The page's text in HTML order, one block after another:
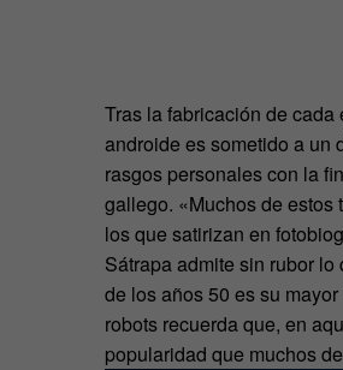
Tras la fabricación de
androide es sometido a un
rasgos personales con la
gallego. «Muchos de
los que satirizan en
Sátrapa admite sin rubor
de los años 50 es su
robots recuerda que, en
popularidad que muchos